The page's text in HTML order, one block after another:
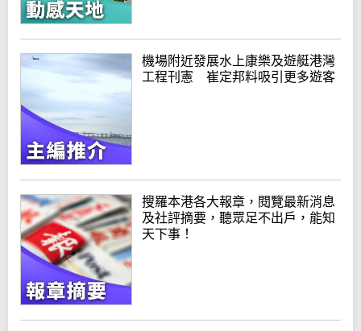
機場附近發展水上康樂及遊艇港灣
工程刊憲 崔定邦料吸引更多遊客
搜羅本港各大報章，閱覽最新消息
及社評摘要，聽眾足不出戶，能知
天下事！